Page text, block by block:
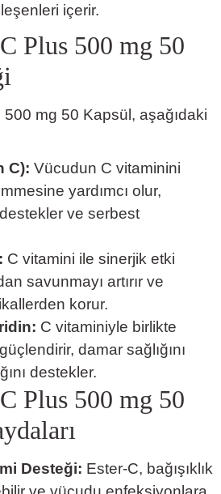
içerir.
Plus 500 mg 50
mg 50 Kapsül, aşağıdaki
C): Vücudun C vitaminini
yardımcı olur,
destekler ve serbest
C vitamini ile sinerjik etki
savunmayı artırır ve
korur.
C vitaminiyle birlikte
damar sağlığını
destekler.
Plus 500 mg 50
Desteği: Ester-C, bağışıklık